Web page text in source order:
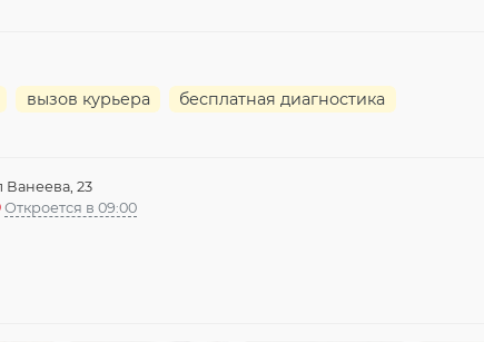
вызов курьера бесплатная диагностика
Ванеева, 23
Откроется в 09:00